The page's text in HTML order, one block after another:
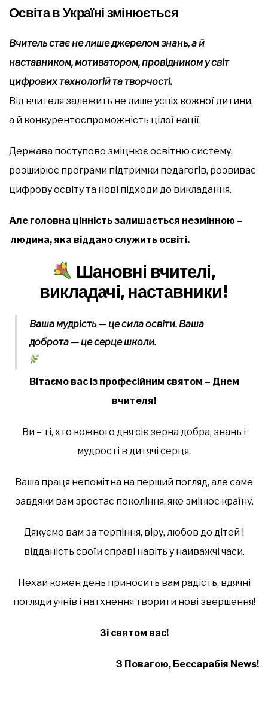
Освіта в Україні змінюється
Вчитель стає не лише джерелом знань, а й
наставником, мотиватором, провідником у світ
цифрових технологій та творчості.
Від вчителя залежить не лише успіх кожної дитини,
а й конкурентоспроможність цілої нації.
Держава поступово зміцнює освітню систему,
розширює програми підтримки педагогів, розвиває
цифрову освіту та нові підходи до викладання.
Але головна цінність залишається незмінною –
людина, яка віддано служить освіті.
Шановні вчителі,
викладачі, наставники!
Ваша мудрість — це сила освіти. Ваша
доброта — це серце школи.
Вітаємо вас із професійним святом – Днем
вчителя!
Ви – ті, хто кожного дня сіє зерна добра, знань і
мудрості в дитячі серця.
Ваша праця непомітна на перший погляд, але саме
завдяки вам зростає покоління, яке змінює країну.
Дякуємо вам за терпіння, віру, любов до дітей і
відданість своїй справі навіть у найважчі часи.
Нехай кожен день приносить вам радість, вдячні
погляди учнів і натхнення творити нові звершення!
Зі святом вас!
З Повагою, Бессарабія News!